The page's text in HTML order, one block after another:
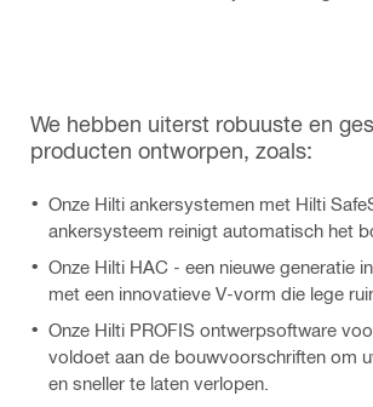
We hebben uiterst robuuste en
producten ontworpen, zoals:
Onze Hilti ankersystemen met Hilti
ankersysteem reinigt automatisch het
Onze Hilti HAC - een nieuwe generatie
met een innovatieve V-vorm die lege
Onze Hilti PROFIS ontwerpsoftware
voldoet aan de bouwvoorschriften om
en sneller te laten verlopen.